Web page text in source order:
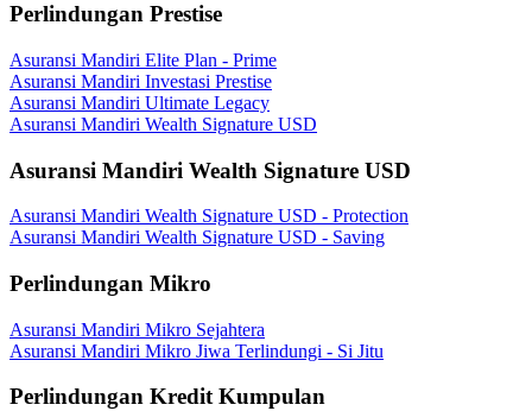
Perlindungan Prestise
Asuransi Mandiri Elite Plan - Prime
Asuransi Mandiri Investasi Prestise
Asuransi Mandiri Ultimate Legacy
Asuransi Mandiri Wealth Signature USD
Asuransi Mandiri Wealth Signature USD
Asuransi Mandiri Wealth Signature USD - Protection
Asuransi Mandiri Wealth Signature USD - Saving
Perlindungan Mikro
Asuransi Mandiri Mikro Sejahtera
Asuransi Mandiri Mikro Jiwa Terlindungi - Si Jitu
Perlindungan Kredit Kumpulan